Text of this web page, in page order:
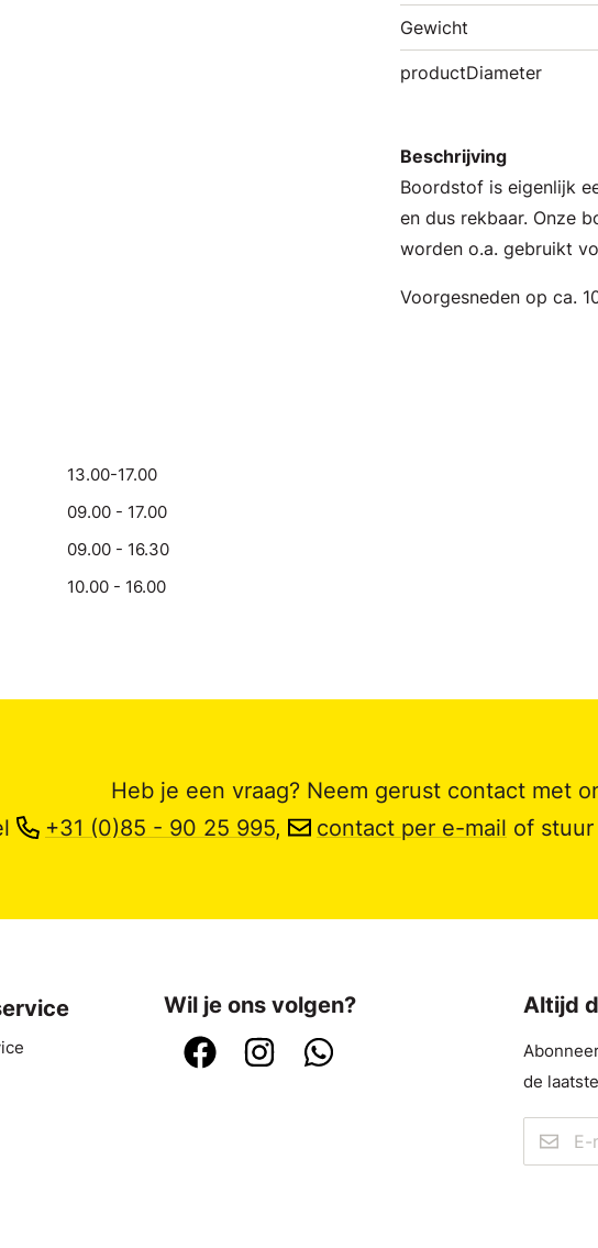
Gewicht
productDiameter
Beschrijving
Boordstof is eigenlijk
en dus rekbaar. Onze
worden o.a. gebruikt
Voorgesneden op ca.
13.00-17.00
09.00 - 17.00
09.00 - 16.30
10.00 - 16.00
Heb je een vraag? Neem gerust contact met
+31 (0)85 - 90 25 995, contact per e-mail of
Wil je ons volgen? Altijd
de